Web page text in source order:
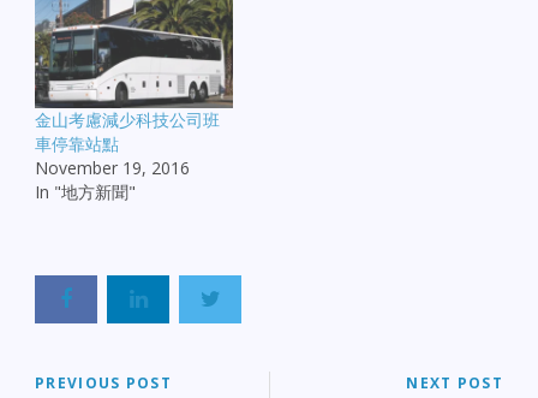
金山考慮減少科技公司班
車停靠站點
November 19, 2016
In "地方新聞"
PREVIOUS POST NEXT POST